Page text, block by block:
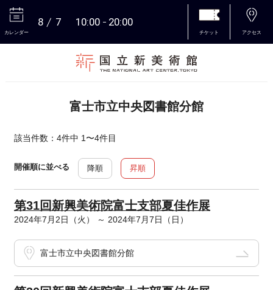
カレンダー
8 7 10:00 20:00
チケット アクセス
富士市立中央図書館分館
該当件数：4件中 1〜4件目
開催順に並べる 降順 昇順
第31回新興美術院富士支部夏佳作展
2024年7月2日（火） ～ 2024年7月7日（日）
富士市立中央図書館分館